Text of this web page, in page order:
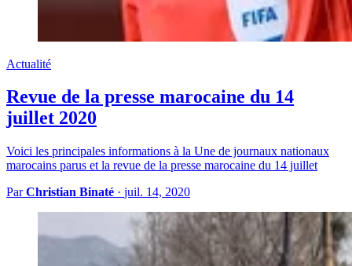
Actualité
Revue de la presse marocaine du 14
juillet 2020
Voici les principales informations à la Une de journaux nationaux
marocains parus et la revue de la presse marocaine du 14 juillet
ParChristian Binaté · juil. 14, 2020